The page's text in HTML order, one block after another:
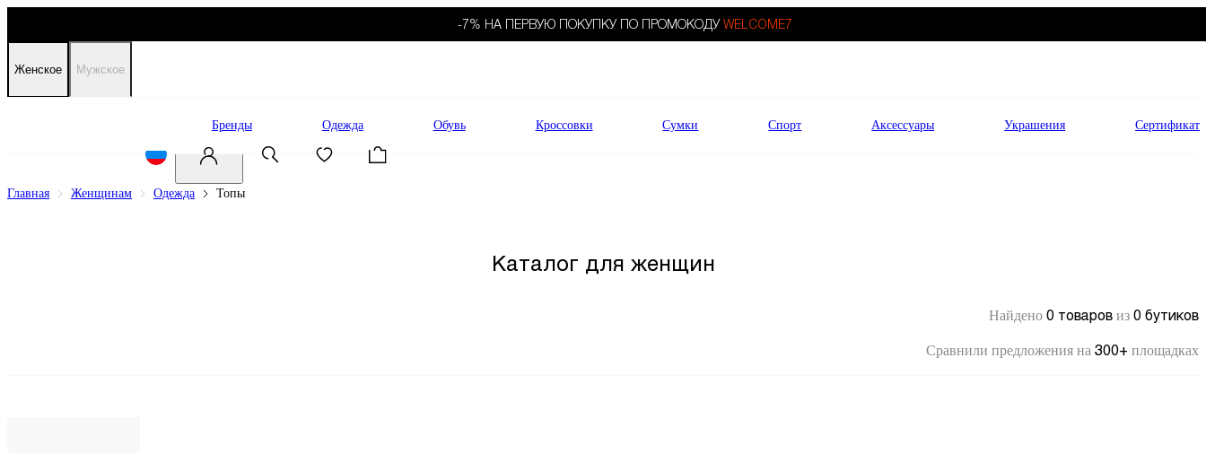
-7% НА ПЕРВУЮ ПОКУПКУ ПО ПРОМОКОДУ WELCOME7
Женское Мужское
Бренды Одежда Обувь Кроссовки Сумки Спорт Аксессуары Украшения Сертификат
Главная Женщинам Одежда Топы
Каталог для женщин
Найдено 0 товаров из 0 бутиков
Сравнили предложения на 300+ площадках